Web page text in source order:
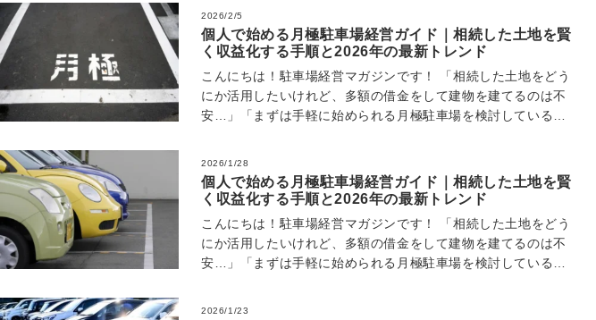
2026/2/5
個人で始める月極駐車場経営ガイド｜相続した土地を賢
く収益化する手順と2026年の最新トレンド
こんにちは！駐車場経営マガジンです！ 「相続した土地をどう
にか活用したいけれど、多額の借金をして建物を建てるのは不
安…」「まずは手軽に始められる月極駐車場を検討している
2026/1/28
個人で始める月極駐車場経営ガイド｜相続した土地を賢
く収益化する手順と2026年の最新トレンド
こんにちは！駐車場経営マガジンです！ 「相続した土地をどう
にか活用したいけれど、多額の借金をして建物を建てるのは不
安…」「まずは手軽に始められる月極駐車場を検討している
2026/1/23